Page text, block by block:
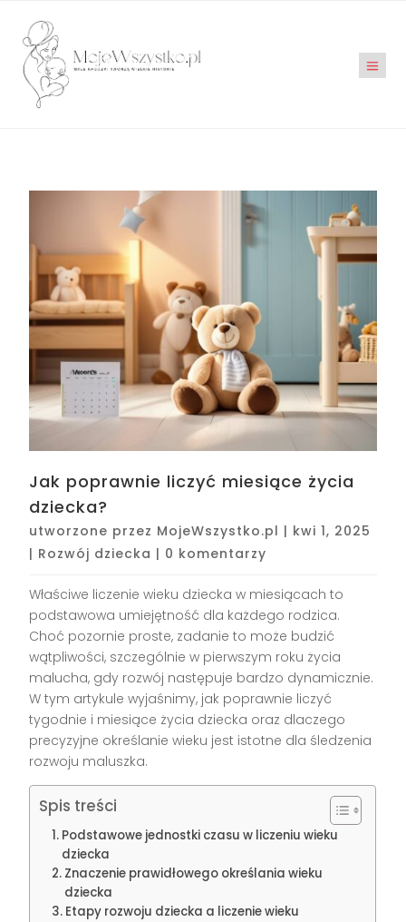
Jak poprawnie liczyć miesiące życia
dziecka?
utworzone przez MojeWszystko.pl | kwi 1, 2025
| Rozwój dziecka | 0 komentarzy
Właściwe liczenie wieku dziecka w miesiącach to
podstawowa umiejętność dla każdego rodzica.
Choć pozornie proste, zadanie to może budzić
wątpliwości, szczególnie w pierwszym roku życia
malucha, gdy rozwój następuje bardzo dynamicznie.
W tym artykule wyjaśnimy, jak poprawnie liczyć
tygodnie i miesiące życia dziecka oraz dlaczego
precyzyjne określanie wieku jest istotne dla śledzenia
rozwoju maluszka.
Spis treści
Podstawowe jednostki czasu w liczeniu wieku
dziecka
Znaczenie prawidłowego określania wieku
dziecka
Etapy rozwoju dziecka a liczenie wieku